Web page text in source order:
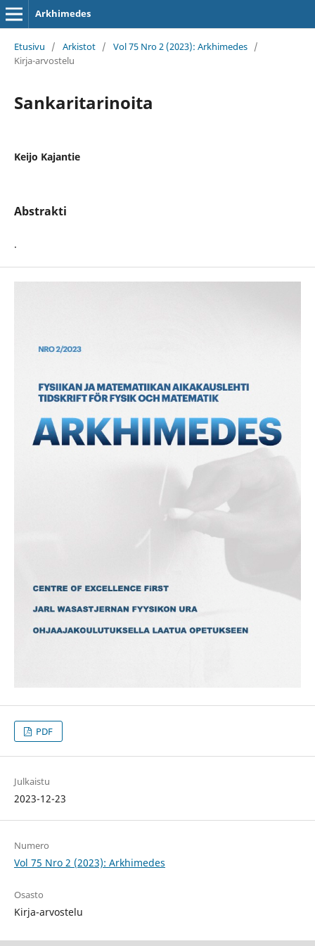
Arkhimedes
Etusivu / Arkistot / Vol 75 Nro 2 (2023): Arkhimedes /
Kirja-arvostelu
Sankaritarinoita
Keijo Kajantie
Abstrakti
.
PDF
Julkaistu
2023-12-23
Numero
Vol 75 Nro 2 (2023): Arkhimedes
Osasto
Kirja-arvostelu